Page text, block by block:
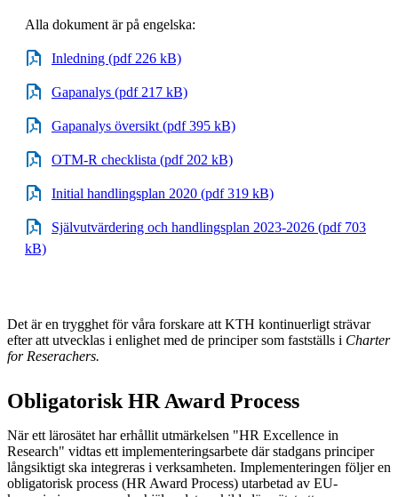
Alla dokument är på engelska:
Inledning (pdf 226 kB)
Gapanalys (pdf 217 kB)
Gapanalys översikt (pdf 395 kB)
OTM-R checklista (pdf 202 kB)
Initial handlingsplan 2020 (pdf 319 kB)
Självutvärdering och handlingsplan 2023-2026 (pdf 703
kB)
Det är en trygghet för våra forskare att KTH kontinuerligt strävar
efter att utvecklas i enlighet med de principer som fastställs i Charter
for Reserachers.
Obligatorisk HR Award Process
När ett lärosätet har erhållit utmärkelsen "HR Excellence in
Research" vidtas ett implementeringsarbete där stadgans principer
långsiktigt ska integreras i verksamheten. Implementeringen följer en
obligatorisk process (HR Award Process) utarbetad av EU-